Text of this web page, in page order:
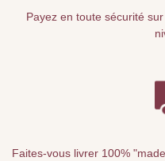
Payez en toute sécurité
Faites-vous livrer 100%